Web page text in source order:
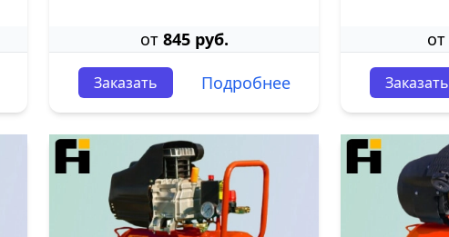
от 845 руб.
Заказать Подробнее
от
Заказать